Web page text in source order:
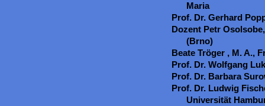
Maria
Prof. Dr. Gerhard
Dozent Petr
(Brno)
Beate Tröger , M. A.,
Prof. Dr. Wolfgang
Prof. Dr. Barbara
Prof. Dr. Ludwig
Universität